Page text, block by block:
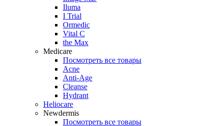
Iluma
I Trial
Ormedic
Vital C
the Max
Medicare
Посмотреть все товары
Acne
Anti‑Age
Cleanse
Hydrant
Heliocare
Newdermis
Посмотреть все товары